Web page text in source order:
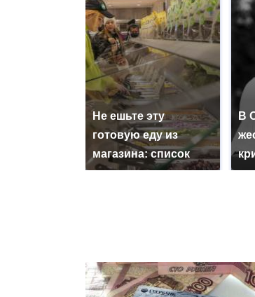
Не ешьте эту
готовую еду из
магазина: список
В